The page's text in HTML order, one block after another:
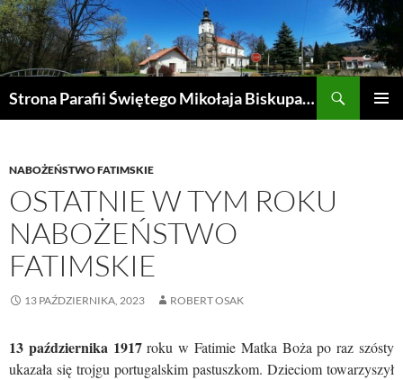
Przejdź
do
treści
Strona Parafii Świętego Mikołaja Biskupa w Żegocinie
NABOŻEŃSTWO FATIMSKIE
OSTATNIE W TYM ROKU
NABOŻEŃSTWO
FATIMSKIE
13 PAŹDZIERNIKA, 2023 ROBERT OSAK
13 października 1917roku w Fatimie Matka Boża po raz szósty
ukazała się trojgu portugalskim pastuszkom. Dzieciom towarzyszył